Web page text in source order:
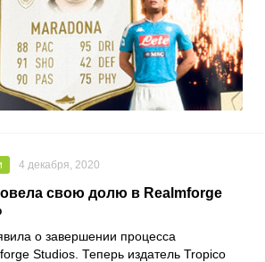
4 декабря, 2020
свою долю в Realmforge
о завершении процесса
Studios. Теперь издатель Tropico